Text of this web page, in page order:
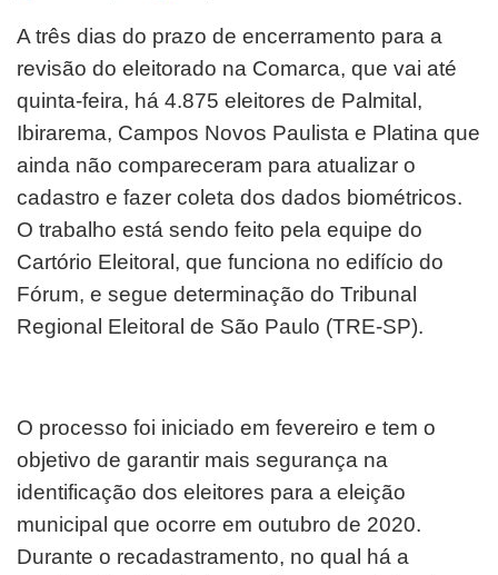
A três dias do prazo de encerramento para a
revisão do eleitorado na Comarca, que vai até
quinta-feira, há 4.875 eleitores de Palmital,
Ibirarema, Campos Novos Paulista e Platina que
ainda não compareceram para atualizar o
cadastro e fazer coleta dos dados biométricos.
O trabalho está sendo feito pela equipe do
Cartório Eleitoral, que funciona no edifício do
Fórum, e segue determinação do Tribunal
Regional Eleitoral de São Paulo (TRE-SP).
O processo foi iniciado em fevereiro e tem o
objetivo de garantir mais segurança na
identificação dos eleitores para a eleição
municipal que ocorre em outubro de 2020.
Durante o recadastramento, no qual há a